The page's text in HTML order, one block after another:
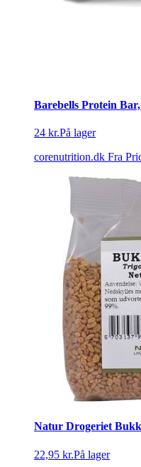
Barebells Protein
24 kr.På lager
corenutrition.dk Fra
Natur Drogeriet
22,95 kr.På lager